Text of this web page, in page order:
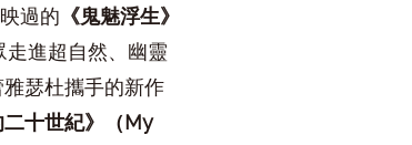
過的 《鬼魅浮生》
走進超自然、幽靈
雅瑟杜攜手的新作
二十世紀》（My